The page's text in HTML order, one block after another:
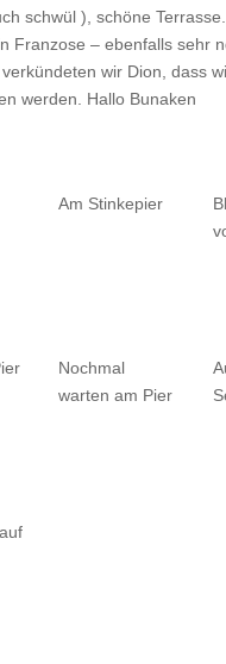
schwül ), schöne
Franzose – ebenfalls sehr
wir Dion, dass
werden. Hallo Bunaken
Am Stinkepier
Nochmal
warten am Pier